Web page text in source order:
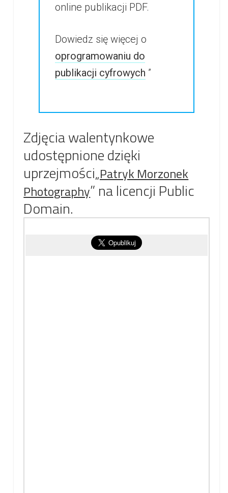
online publikacji PDF.
Dowiedz się więcej o
oprogramowaniu do
publikacji cyfrowych ”
Zdjęcia walentynkowe
udostępnione dzięki
uprzejmości„Patryk Morzonek
Photography” na licencji Public
Domain.